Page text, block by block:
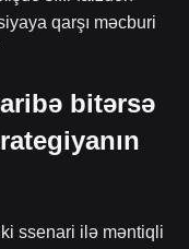
qarşı məcburi
bitərsə
ssenari ilə məntiqli